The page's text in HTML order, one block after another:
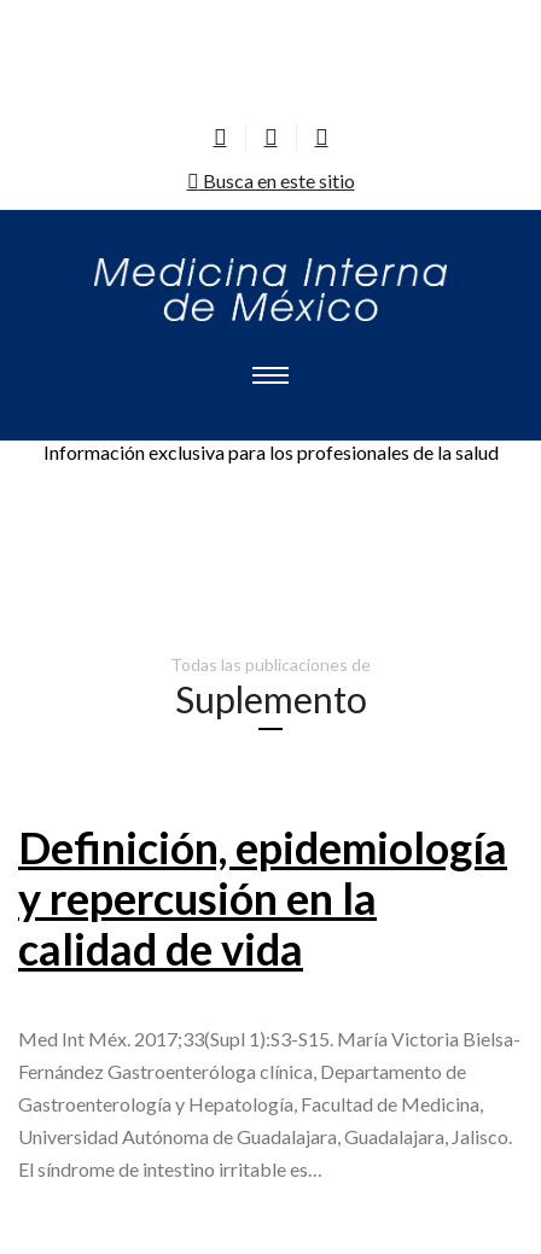
Busca en este sitio
Información exclusiva para los profesionales de la salud
Todas las publicaciones de
Suplemento
Definición, epidemiología
y repercusión en la
calidad de vida
Med Int Méx. 2017;33(Supl 1):S3-S15. María Victoria Bielsa-
Fernández Gastroenteróloga clínica, Departamento de
Gastroenterología y Hepatología, Facultad de Medicina,
Universidad Autónoma de Guadalajara, Guadalajara, Jalisco.
El síndrome de intestino irritable es…